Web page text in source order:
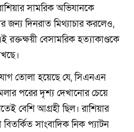
সামরিক অভিযানকে
জন্য দিনরাত মিথ্যাচার করলেও,
বেসামরিক হত্যাকাণ্ডকে
তোলা হয়েছে যে, সিএনএন
পরের দৃশ্য দেখানোর চেয়ে
বেশি আগ্রহী ছিল। রাশিয়ার
সাংবাদিক নিক প্যাটন